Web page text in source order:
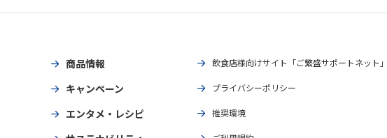
商品情報
キャンペーン
エンタメ・レシピ
飲食店様向けサイト「ご繁盛サポートネット」
プライバシーポリシー
推奨環境